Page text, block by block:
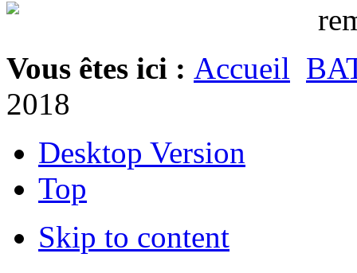
Vous êtes ici : Accueil
2018
Desktop Version
Top
Skip to content